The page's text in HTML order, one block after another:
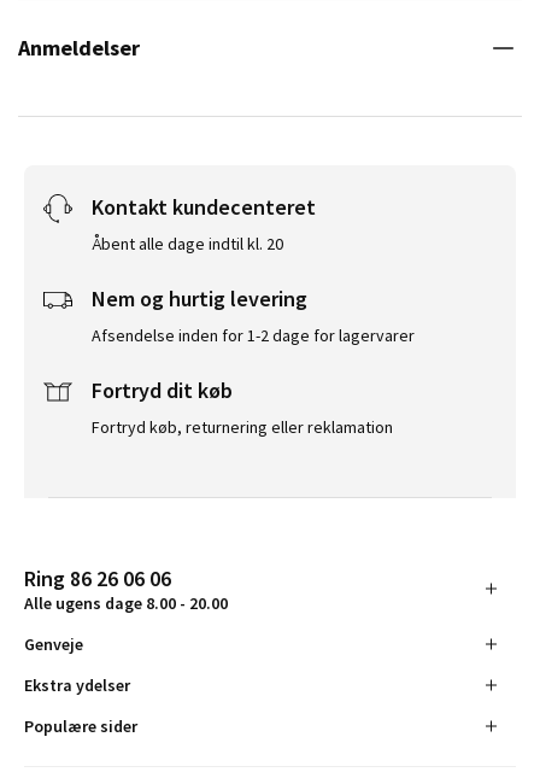
Anmeldelser
Kontakt kundecenteret
Åbent alle dage indtil kl. 20
Nem og hurtig levering
Afsendelse inden for 1-2 dage for lagervarer
Fortryd dit køb
Fortryd køb, returnering eller reklamation
Ring 86 26 06 06
Alle ugens dage 8.00 - 20.00
Genveje
Ekstra ydelser
Populære sider